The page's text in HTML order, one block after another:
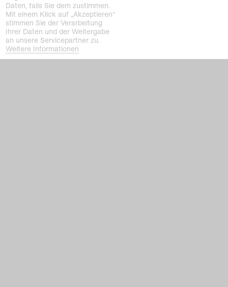
Kunstmuseen Krefeld
+49 2151 975580
e-mail
Daten, falls Sie dem zustimmen.
Mit einem Klick auf „Akzeptieren“
stimmen Sie der Verarbeitung
Ihrer Daten und der Weitergabe
an unsere Servicepartner zu.
Weitere Informationen